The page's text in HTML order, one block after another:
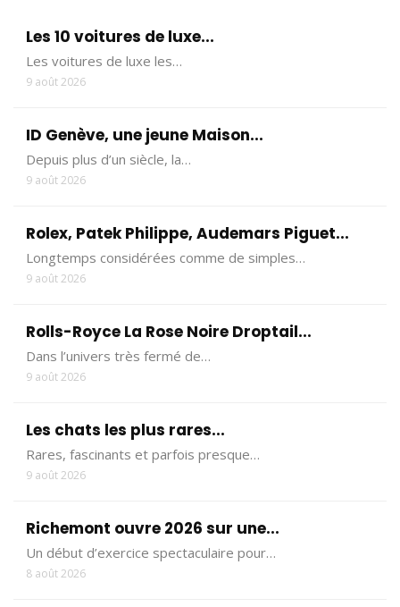
Les 10 voitures de luxe...
Les voitures de luxe les…
9 août 2026
ID Genève, une jeune Maison...
Depuis plus d’un siècle, la…
9 août 2026
Rolex, Patek Philippe, Audemars Piguet...
Longtemps considérées comme de simples…
9 août 2026
Rolls-Royce La Rose Noire Droptail...
Dans l’univers très fermé de…
9 août 2026
Les chats les plus rares...
Rares, fascinants et parfois presque…
9 août 2026
Richemont ouvre 2026 sur une...
Un début d’exercice spectaculaire pour…
8 août 2026